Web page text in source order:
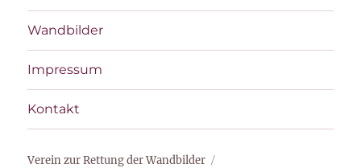
Wandbilder
Impressum
Kontakt
Verein zur Rettung der Wandbilder